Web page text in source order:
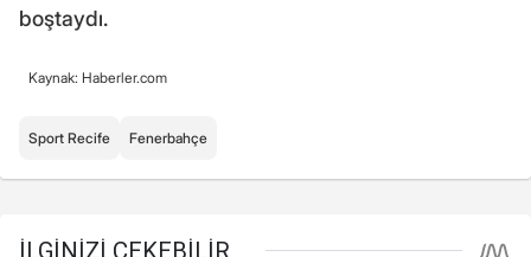
boştaydı.
Kaynak: Haberler.com
Sport Recife Fenerbahçe